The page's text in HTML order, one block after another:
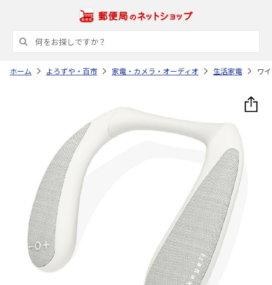
ホーム よろずや・百市 家電・カメラ・オーディオ 生活家電 ワ